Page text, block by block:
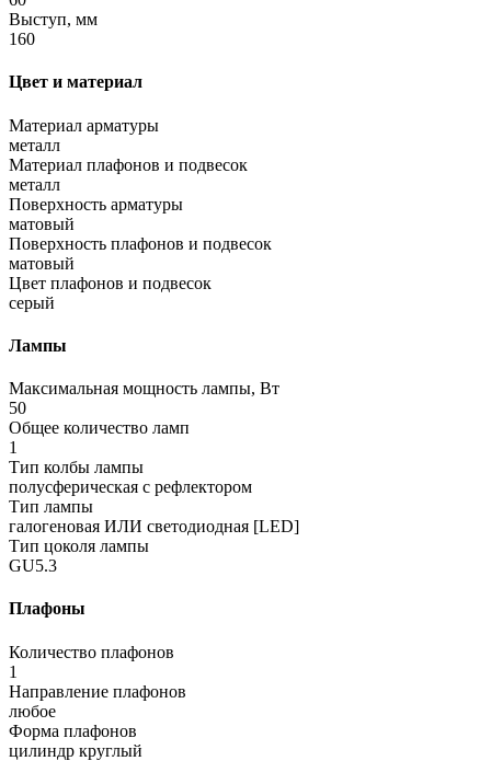
Выступ, мм
160
Цвет и материал
Материал арматуры
металл
Материал плафонов и подвесок
металл
Поверхность арматуры
матовый
Поверхность плафонов и подвесок
матовый
Цвет плафонов и подвесок
серый
Лампы
Максимальная мощность лампы, Вт
50
Общее количество ламп
1
Тип колбы лампы
полусферическая с рефлектором
Тип лампы
галогеновая ИЛИ светодиодная [LED]
Тип цоколя лампы
GU5.3
Плафоны
Количество плафонов
1
Направление плафонов
любое
Форма плафонов
цилиндр круглый